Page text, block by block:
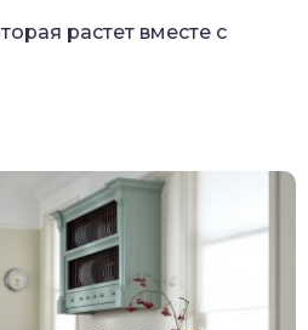
растет вместе с